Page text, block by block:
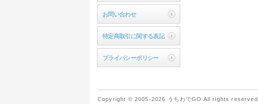
お問い合わせ
特定商取引に関する表記
プライバシーポリシー
Copyright © 2005-2026 うちわでGO All rights reserved.